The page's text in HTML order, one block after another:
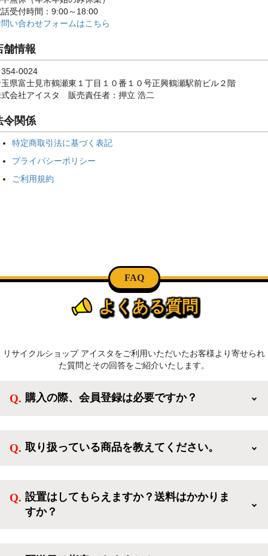
受付時間：9:00～18:00
い合わせフォームはこちら
舗情報
0024
県富士見市鶴瀬東１丁目１０番１０号正興鶴瀬駅前ビル２階
会社アイスタ 販売責任者：押立 浩二
令関係
特定商取引法に基づく表記
プライバシーポリシー
ご利用規約
FAQ
よくある質問
リサイクルショップ アイスタをご利用いただいたお客様より寄せられ
た質問とその回答をご紹介いたします。
購入の際、会員登録は必要ですか？
方、登録しなくてもカートに商品を入れた後、ログイ
取り扱っている商品を教えてください。
活を応援するような家電セットから、季節・空調家
電、調理家電、生活家電まで、幅広く中古家電を取り
設置はしてもらえますか？送料はかかりま
すか？